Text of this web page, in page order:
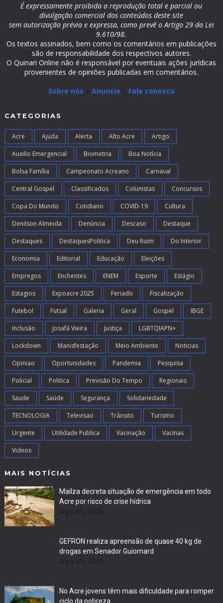
É expressamente proibida a reprodução total e parcial ou
divulgação comercial dos conteúdos deste site
sem autorização prévia e expressa, como prevê o Artigo 29 da Lei
9.610/98.
Os textos assinados, bem como os comentários em publicações
são de responsabilidade dos respectivos autores.
O Quinari Online não é responsável por eventuais ações jurídicas
provenientes de opiniões publicadas em comentários.
Sobre nós
Anuncie Fale conosco
CATEGORIAS
Acre Ajuda Alerta Alto Acre Artigo
Auxilio Emergencial Biometria Boa Notícia
Bolsa Família Campeonato Acreano Carnaval
Central Gospel Classificados Colunistas Concursos
Copa Do Mundo Cotidiano COVID-19 Cultura
Denilson Almeida Denúncia Descaso Destaque
Destaques DestaquesPolitica Deu Ruim Do Interior
Economia Editorial Educação Eleições
Empregos Enchentes ENEM Esporte Estágio
Estagios Expoacre 2025 Feriado Fiscalização
Futebol Futsal Galeria Geral Gospel IBGE
Inclusão Josafá Vieira Justiça LGBTQIAPN+
Lockdown Manisfestação Meio Ambiente Noticias
Opiniao Oportunidades Pandemia Pesquisa
Policial Politica Previsão Do Tempo Regionais
Saude Saúde Segurança Solidariedade
TECNOLOGIA Televisao Trânsito Turismo
Urgente Utilidade Publica Vacinação Vacinas
Videos
MAIS NOTÍCIAS
Mailza decreta situação de emergência em todo
Acre por risco de crise hídrica
GEFRON realiza apreensão de quase 40 kg de
drogas em Senador Guiomard
No Acre jovens têm mais dificuldade para romper
ciclo da pobreza